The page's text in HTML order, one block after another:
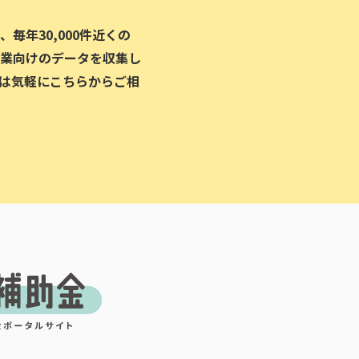
毎年30,000件近くの
向けのデータを収集し
気軽にこちらからご相